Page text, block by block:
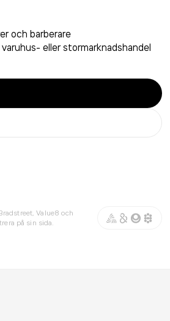
och barberare
eller stormarknadshandel
Value8 och
på sin sida.